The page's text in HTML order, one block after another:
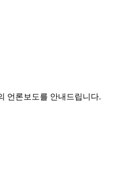
언론보도를 안내드립니다.